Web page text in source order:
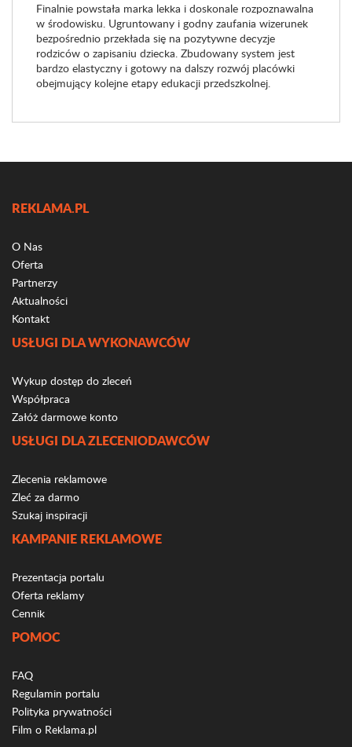
Finalnie powstała marka lekka i doskonale rozpoznawalna
w środowisku. Ugruntowany i godny zaufania wizerunek
bezpośrednio przekłada się na pozytywne decyzje
rodziców o zapisaniu dziecka. Zbudowany system jest
bardzo elastyczny i gotowy na dalszy rozwój placówki
obejmujący kolejne etapy edukacji przedszkolnej.
REKLAMA.PL
O Nas
Oferta
Partnerzy
Aktualności
Kontakt
USŁUGI DLA WYKONAWCÓW
Wykup dostęp do zleceń
Współpraca
Załóż darmowe konto
USŁUGI DLA ZLECENIODAWCÓW
Zlecenia reklamowe
Zleć za darmo
Szukaj inspiracji
KAMPANIE REKLAMOWE
Prezentacja portalu
Oferta reklamy
Cennik
POMOC
FAQ
Regulamin portalu
Polityka prywatności
Film o Reklama.pl